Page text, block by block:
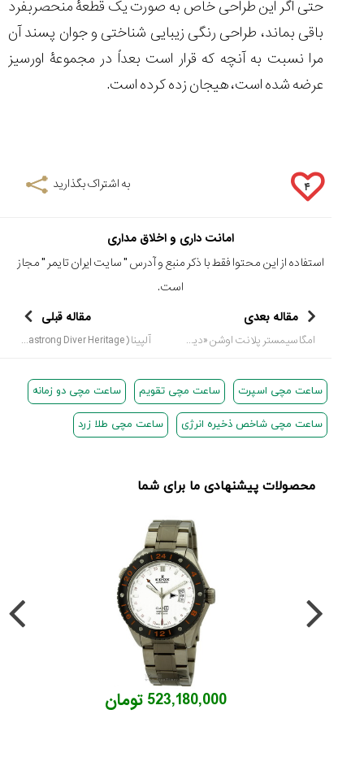
حتی اگر این طراحی خاص به صورت یک قطعۀ منحصربفرد
باقی بماند، طراحی رنگی زیبایی شناختی و جوان پسند آن
مرا نسبت به آنچه که قرار است بعداً در مجموعۀ اورسیز
عرضه شده است، هیجان زده کرده است.
۴ به اشتراک بگذارید
امانت داری و اخلاق مداری
استفاده از این محتوا فقط با ذکر منبع و آدرس "سایت ایران تایمر " مجاز
است.
مقاله بعدی
امگا سیمستر پلانت اوشن «دیپ بلک» کازامایگوس
مقاله قبلی
آلپینا (Seastrong Diver Heritage) با رنگ جدید قهوه ای و برنز
ساعت مچی اسپرت ساعت مچی تقویم ساعت مچی دو زمانه
ساعت مچی شاخص ذخیره انرژی ساعت مچی طلا زرد
محصولات پیشنهادی ما برای شما
523,180,000 تومان